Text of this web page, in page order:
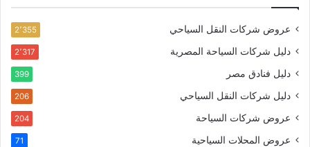
عروض شركات النقل السياحي 2٬355
دليل شركات السياحة المصرية 2٬317
دليل فنادق مصر 399
دليل شركات النقل السياحي 206
عروض شركات السياحة 204
عروض المحلات السياحية 71